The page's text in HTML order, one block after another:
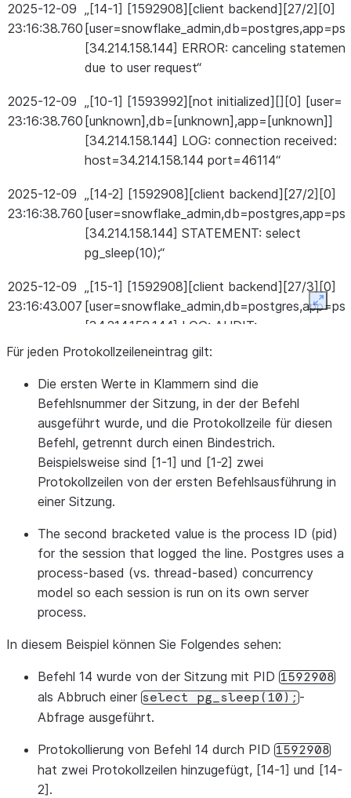
2025-12-09
23:16:38.760
„[14-1] [1592908][client backend][27/2][0]
[34.214.158.144] ERROR: canceling statement
due to user request“
2025-12-09
23:16:38.760
„[10-1] [1593992][not initialized][][0] [user=
[unknown],db=[unknown],app=[unknown]]
[34.214.158.144] LOG: connection received:
host=34.214.158.144 port=46114“
2025-12-09
23:16:38.760
„[14-2] [1592908][client backend][27/2][0]
[34.214.158.144] STATEMENT: select
pg_sleep(10);“
2025-12-09
23:16:43.007
„[15-1] [1592908][client backend][27/3][0]
[34.214.158.144] LOG: AUDIT:
SESSION,2,1,MISC,SHOW,,,show
Für jeden Protokollzeileneintrag gilt:
Die ersten Werte in Klammern sind die
Befehlsnummer der Sitzung, in der der Befehl
ausgeführt wurde, und die Protokollzeile für diesen
Befehl, getrennt durch einen Bindestrich.
Beispielsweise sind [1-1] und [1-2] zwei
Protokollzeilen von der ersten Befehlsausführung in
einer Sitzung.
The second bracketed value is the process ID (pid)
for the session that logged the line. Postgres uses a
process-based (vs. thread-based) concurrency
model so each session is run on its own server
process.
In diesem Beispiel können Sie Folgendes sehen:
Befehl 14 wurde von der Sitzung mit PID 1592908
als Abbruch einer select pg_sleep(10);-
Abfrage ausgeführt.
Protokollierung von Befehl 14 durch PID 1592908
hat zwei Protokollzeilen hinzugefügt, [14-1] und [14-
2].